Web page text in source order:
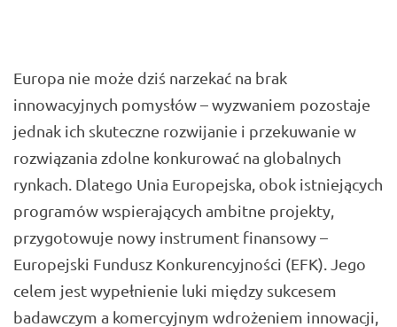
Europa nie może dziś narzekać na brak
innowacyjnych pomysłów – wyzwaniem pozostaje
jednak ich skuteczne rozwijanie i przekuwanie w
rozwiązania zdolne konkurować na globalnych
rynkach. Dlatego Unia Europejska, obok istniejących
programów wspierających ambitne projekty,
przygotowuje nowy instrument finansowy –
Europejski Fundusz Konkurencyjności (EFK). Jego
celem jest wypełnienie luki między sukcesem
badawczym a komercyjnym wdrożeniem innowacji,